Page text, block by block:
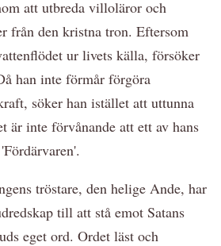
att utbreda villoläror och
från den kristna tron. Eftersom
ur livets källa, försöker
han inte förmår förgöra
söker han istället att uttunna
är inte förvånande att ett av hans
tröstare, den helige Ande, har
till att stå emot Satans
eget ord. Ordet läst och